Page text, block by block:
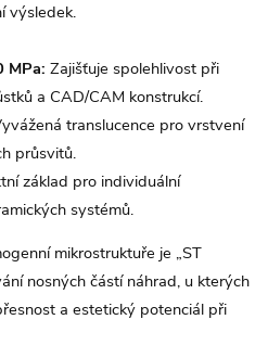
výsledek.
MPa: Zajišťuje spolehlivost při
a CAD/CAM konstrukcí.
translucence pro vrstvení
průsvitů.
základ pro individuální
systémů.
mikrostruktuře je „ST
nosných částí náhrad, u kterých
a estetický potenciál při